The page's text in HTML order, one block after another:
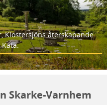
Klostersjöns återskapande
Skarke-Varnhem